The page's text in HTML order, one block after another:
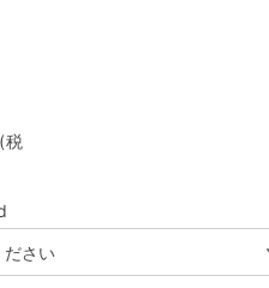
(税